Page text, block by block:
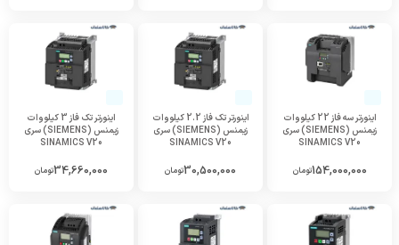
اینورتر سه فاز 22 کیلووات
زیمنس (SIEMENS) سری
SINAMICS V20
154,000,000تومان
اینورتر تک فاز 2.2 کیلووات
زیمنس (SIEMENS) سری
SINAMICS V20
30,500,000تومان
اینورتر تک فاز 3 کیلووات
زیمنس (SIEMENS) سری
SINAMICS V20
34,660,000تومان